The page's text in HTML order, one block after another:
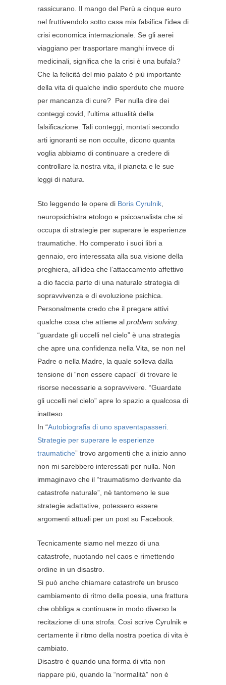
rassicurano. Il mango del Perù a cinque euro
nel fruttivendolo sotto casa mia falsifica l’idea di
crisi economica internazionale. Se gli aerei
viaggiano per trasportare manghi invece di
medicinali, significa che la crisi è una bufala?
Che la felicità del mio palato è più importante
della vita di qualche indio sperduto che muore
per mancanza di cure? Per nulla dire dei
conteggi covid, l’ultima attualità della
falsificazione. Tali conteggi, montati secondo
arti ignoranti se non occulte, dicono quanta
voglia abbiamo di continuare a credere di
controllare la nostra vita, il pianeta e le sue
leggi di natura.
Sto leggendo le opere di Boris Cyrulnik
neuropsichiatra etologo e psicoanalista che si
occupa di strategie per superare le esperienze
traumatiche. Ho comperato i suoi libri a
gennaio, ero interessata alla sua visione della
preghiera, all’idea che l’attaccamento affettivo
a dio faccia parte di una naturale strategia di
sopravvivenza e di evoluzione psichica.
Personalmente credo che il pregare attivi
qualche cosa che attiene al problem solving:
“guardate gli uccelli nel cielo” è una strategia
che apre una confidenza nella Vita, se non nel
Padre o nella Madre, la quale solleva dalla
tensione di “non essere capaci” di trovare le
risorse necessarie a sopravvivere. “Guardate
gli uccelli nel cielo” apre lo spazio a qualcosa di
inatteso.
In “Autobiografia di uno spaventapasseri.
Strategie per superare le esperienze
traumatiche” trovo argomenti che a inizio anno
non mi sarebbero interessati per nulla. Non
immaginavo che il “traumatismo derivante da
catastrofe naturale”, nè tantomeno le sue
strategie adattative, potessero essere
argomenti attuali per un post su Facebook.
Tecnicamente siamo nel mezzo di una
catastrofe, nuotando nel caos e rimettendo
ordine in un disastro.
Si può anche chiamare catastrofe un brusco
cambiamento di ritmo della poesia, una frattura
che obbliga a continuare in modo diverso la
recitazione di una strofa. Così scrive Cyrulnik e
certamente il ritmo della nostra poetica di vita è
cambiato.
Disastro è quando una forma di vita non
riappare più, quando la “normalità” non è